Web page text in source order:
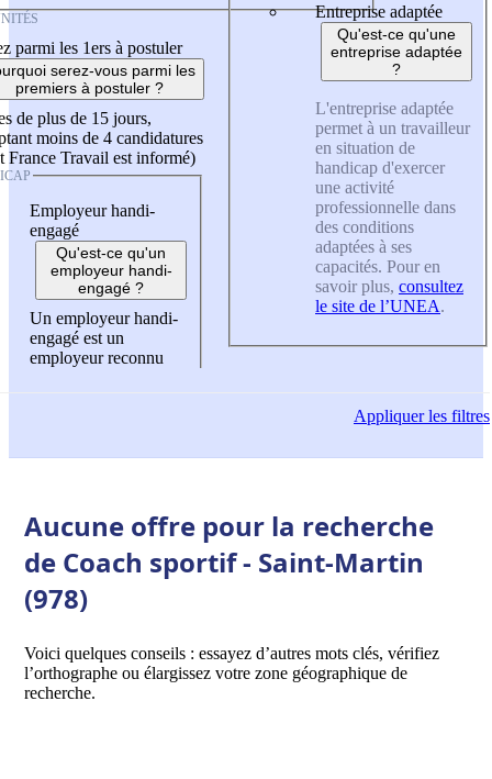
parmi les 1ers à postuler
serez-vous parmi les
premiers à postuler ?
de plus de 15 jours,
moins de 4 candidatures
France Travail est informé)
Employeur handi-
engagé
Qu'est-ce qu'un
employeur handi-
engagé ?
Un employeur handi-
engagé est un
employeur reconnu
Entreprise adaptée
Qu'est-ce qu'une
entreprise adaptée
?
L'entreprise adaptée
permet à un travailleur
en situation de
handicap d'exercer
une activité
professionnelle dans
des conditions
adaptées à ses
capacités. Pour en
savoir plus, consultez
le site de l’UNEA.
Appliquerles filtres
Aucune offre pour la recherche
de Coach sportif - Saint-Martin
(978)
Voici quelques conseils : essayez d’autres mots clés, vérifiez
l’orthographe ou élargissez votre zone géographique de
recherche.